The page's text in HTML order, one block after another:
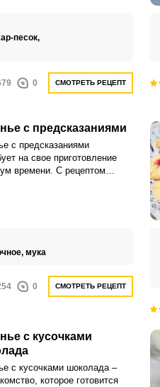
песок,
0 СМОТРЕТЬ РЕЦЕПТ
с предсказаниями
с предсказаниями
на свое приготовление
времени. С рецептом
мука
0 СМОТРЕТЬ РЕЦЕПТ
с кусочками
с кусочками шоколада –
которое готовится